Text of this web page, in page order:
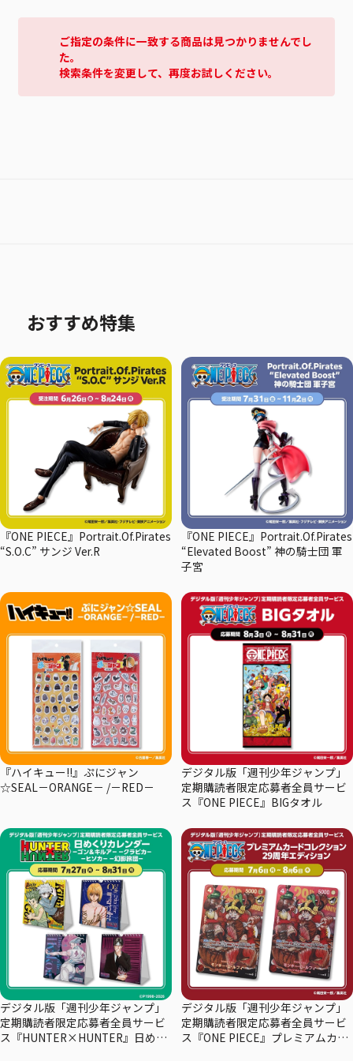
ご指定の条件に一致する商品は見つかりませんでし
た。
検索条件を変更して、再度お試しください。
おすすめ特集
『ONE PIECE』Portrait.Of.Pirates
“S.O.C” サンジ Ver.R
『ONE PIECE』Portrait.Of.Pirates
“Elevated Boost” 神の騎士団 軍
子宮
『ハイキュー!!』ぷにジャン
☆SEAL－ORANGE－ /－RED－
デジタル版「週刊少年ジャンプ」
定期購読者限定応募者全員サービ
ス『ONE PIECE』BIGタオル
デジタル版「週刊少年ジャンプ」
定期購読者限定応募者全員サービ
ス『HUNTER×HUNTER』日めく
デジタル版「週刊少年ジャンプ」
定期購読者限定応募者全員サービ
ス『ONE PIECE』プレミアムカー